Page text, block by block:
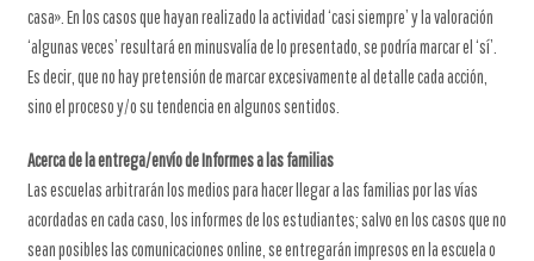
casa». En los casos que hayan realizado la actividad ‘casi siempre’ y la valoración
‘algunas veces’ resultará en minusvalía de lo presentado, se podría marcar el ‘sí’.
Es decir, que no hay pretensión de marcar excesivamente al detalle cada acción,
sino el proceso y/o su tendencia en algunos sentidos.
Acerca de la entrega/envío de Informes a las familias
Las escuelas arbitrarán los medios para hacer llegar a las familias por las vías
acordadas en cada caso, los informes de los estudiantes; salvo en los casos que no
sean posibles las comunicaciones online, se entregarán impresos en la escuela o